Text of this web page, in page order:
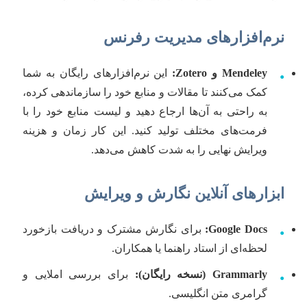
نرم‌افزارهای مدیریت رفرنس
• Mendeley و Zotero:
این نرم‌افزارهای رایگان به شما
کمک می‌کنند تا مقالات و منابع خود را سازماندهی کرده،
به راحتی به آن‌ها ارجاع دهید و لیست منابع خود را با
فرمت‌های مختلف تولید کنید. این کار زمان و هزینه
ویرایش نهایی را به شدت کاهش می‌دهد.
ابزارهای آنلاین نگارش و ویرایش
•
Google Docs:
برای نگارش مشترک و دریافت بازخورد
لحظه‌ای از استاد راهنما یا همکاران.
• Grammarly (نسخه رایگان):
برای بررسی املایی و
گرامری متن انگلیسی.